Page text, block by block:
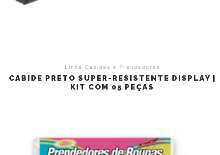
Linha Cabides e Prendedores
CABIDE PRETO SUPER-RESISTENTE DISPLAY |
KIT COM 05 PEÇAS